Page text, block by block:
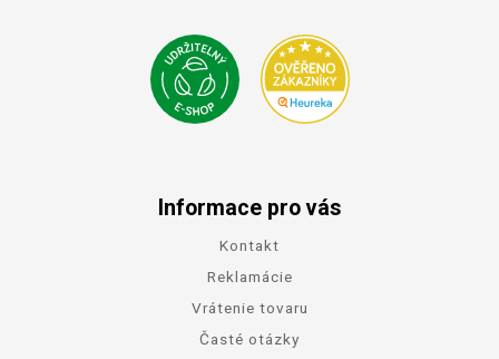
Informace pro vás
Kontakt
Reklamácie
Vrátenie tovaru
Časté otázky